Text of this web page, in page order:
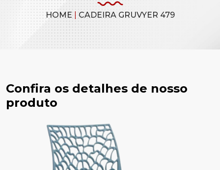
HOME CADEIRA GRUVYER 479
Confira os detalhes de nosso
produto